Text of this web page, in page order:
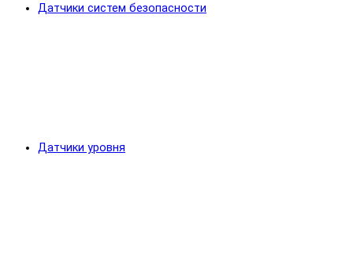
Датчики систем безопасности
Датчики уровня